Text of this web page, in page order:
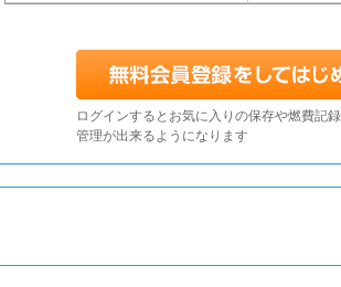
ログインするとお気に入りの保存や燃費記
管理が出来るようになります